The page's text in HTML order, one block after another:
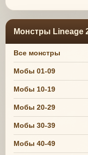
Монстры Lineage
Все монстры
Мобы 01-09
Мобы 10-19
Мобы 20-29
Мобы 30-39
Мобы 40-49